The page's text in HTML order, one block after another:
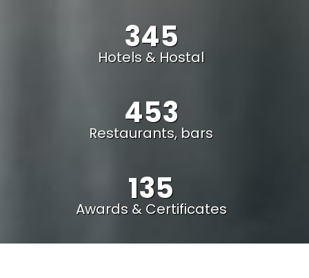
345
Hotels & Hostal
453
Restaurants, bars
135
Awards & Certificates